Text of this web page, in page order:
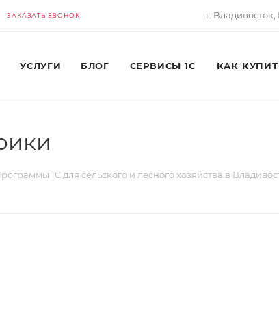
ЗАКАЗАТЬ ЗВОНОК г. Владивосток,
УСЛУГИ БЛОГ СЕРВИСЫ 1С КАК
1С для сельского и лесного хозяйства в